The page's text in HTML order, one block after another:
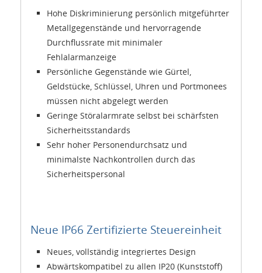
Hohe Diskriminierung persönlich mitgeführter
Metallgegenstände und hervorragende
Durchflussrate mit minimaler
Fehlalarmanzeige
Persönliche Gegenstände wie Gürtel,
Geldstücke, Schlüssel, Uhren und Portmonees
müssen nicht abgelegt werden
Geringe Störalarmrate selbst bei schärfsten
Sicherheitsstandards
Sehr hoher Personendurchsatz und
minimalste Nachkontrollen durch das
Sicherheitspersonal
Neue IP66 Zertifizierte Steuereinheit
Neues, vollständig integriertes Design
Abwärtskompatibel zu allen IP20 (Kunststoff)